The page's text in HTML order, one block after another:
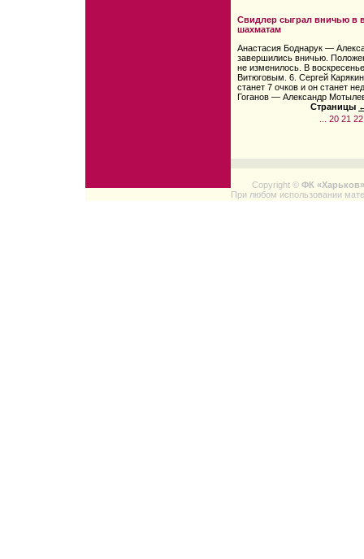
Свидлер сыграл вничью в
шахматам
Анастасия Боднарук —
завершились вничью.
не изменилось. В
Витюговым. 6. Сергей
станет 7 очков и он станет
Гоганов — Александр
Страницы
20 21 22
Copyright © ФК «Харьков»
При любом использовании